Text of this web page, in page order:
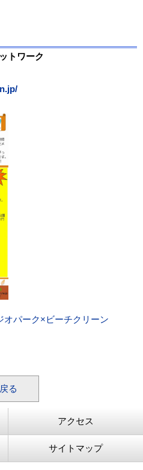
トワーク
オパーク×ビーチクリーン
戻る
アクセス
サイトマップ